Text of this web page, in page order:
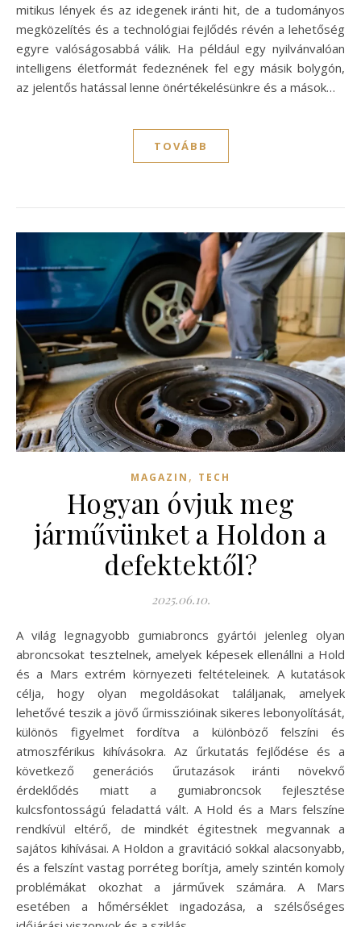
mitikus lények és az idegenek iránti hit, de a tudományos
megközelítés és a technológiai fejlődés révén a lehetőség
egyre valóságosabbá válik. Ha például egy nyilvánvalóan
intelligens életformát fedeznének fel egy másik bolygón,
az jelentős hatással lenne önértékelésünkre és a mások…
TOVÁBB
MAGAZIN , TECH
Hogyan óvjuk meg
járművünket a Holdon a
defektektől?
2025.06.10.
A világ legnagyobb gumiabroncs gyártói jelenleg olyan
abroncsokat tesztelnek, amelyek képesek ellenállni a Hold
és a Mars extrém környezeti feltételeinek. A kutatások
célja, hogy olyan megoldásokat találjanak, amelyek
lehetővé teszik a jövő űrmisszióinak sikeres lebonyolítását,
különös figyelmet fordítva a különböző felszíni és
atmoszférikus kihívásokra. Az űrkutatás fejlődése és a
következő generációs űrutazások iránti növekvő
érdeklődés miatt a gumiabroncsok fejlesztése
kulcsfontosságú feladattá vált. A Hold és a Mars felszíne
rendkívül eltérő, de mindkét égitestnek megvannak a
sajátos kihívásai. A Holdon a gravitáció sokkal alacsonyabb,
és a felszínt vastag porréteg borítja, amely szintén komoly
problémákat okozhat a járművek számára. A Mars
esetében a hőmérséklet ingadozása, a szélsőséges